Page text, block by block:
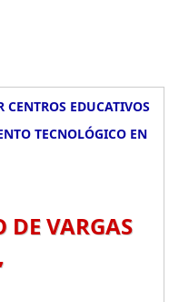
EDUCATIVOS
TECNOLÓGICO EN
VARGAS